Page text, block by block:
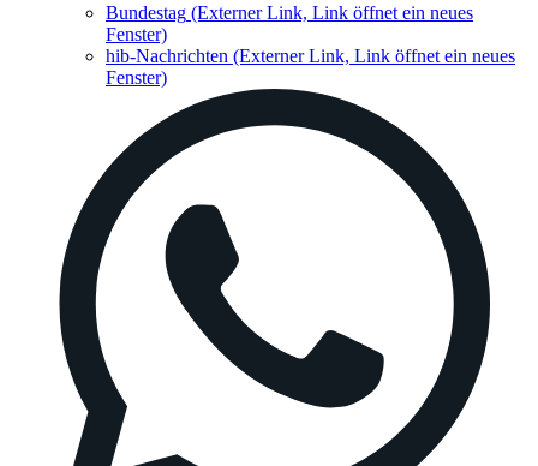
Bundestag (Externer Link, Link öffnet ein neues
Fenster)
hib-Nachrichten (Externer Link, Link öffnet ein neues
Fenster)